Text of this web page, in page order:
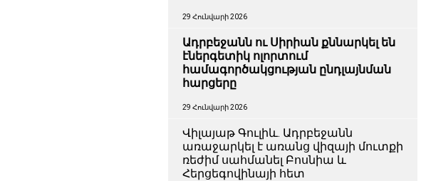
29 Հունվարի 2026
Ադրբեջանն ու Սիրիան քննարկել են
էներգետիկ ոլորտում
համագործակցության ընդլայնման
հարցերը
29 Հունվարի 2026
Վիլայաթ Գուլիև. Ադրբեջանն
առաջարկել է առանց վիզայի մուտքի
ռեժիմ սահմանել Բոսնիա և
Հերցեգովինայի հետ